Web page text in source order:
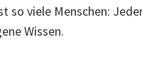
so viele Menschen:
Wissen.